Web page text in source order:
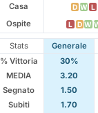
Casa
D W L
Ospite
L D W
Stats Generale
% Vittoria
30%
MEDIA
3.20
Segnato
1.50
Subiti
1.70